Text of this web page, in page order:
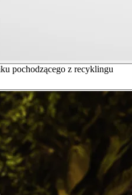
pochodzącego z recyklingu